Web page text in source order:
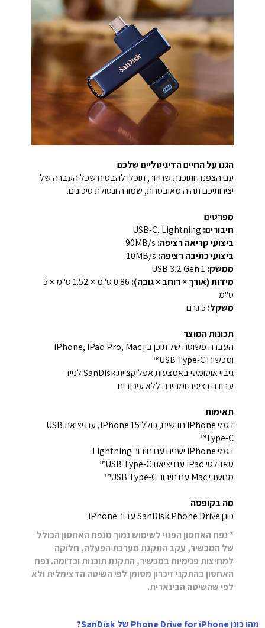
הגנו על החיים הדיגיטליים שלכם
עם הצפנה ותוכנת שחזור, תוכלו להבטיח שכל העברה של
יצירותיכם תהיה מאובטחת, שמורה ונטולת סיכונים.
מפרטים
חיבורים:
ביצועי קריאה רציפה:
ביצועי כתיבה רציפה:
ממשק:
מידות (אורך × רוחב × גובה):
‎0.86 ס"מ × 1.52 ס"מ × 5
ס"מ‎
משקל:
תכונות המוצר
העברה פשוטה של תוכן בין iPhone, iPad Pro, Mac
ומכשירי USB Type-C™
גיבוי אוטומטי באמצעות אפליקציית SanDisk לנייד
עבודה רציפה ומהירה ללא עיכובים
תאימות
דגמי iPhone חדשים, כולל iPhone 15, עם יציאת USB
Type-C™
דגמי iPhone ישנים עם חיבור Lightning
טאבלטי iPad עם יציאת USB Type-C™
מחשבי Mac עם חיבור USB Type-C™
מה בקופסה
כונן SanDisk Phone Drive עבור iPhone
* נפח האחסון הפנוי לשימוש נמוך מנפח האחסון הכולל
של המכשיר, עקב התקנת מערכת הפעלה, חלוקה
למחיצות פנימיות במכשיר, התקנת תוכנות וכדומה. נפח
האחסון בהתקני זיכרון מסומן לפי השיטה הדצימלית ולא
לפי שהשיטה הבינארית.
מהו כונן Phone Drive for iPhone של SanDisk?